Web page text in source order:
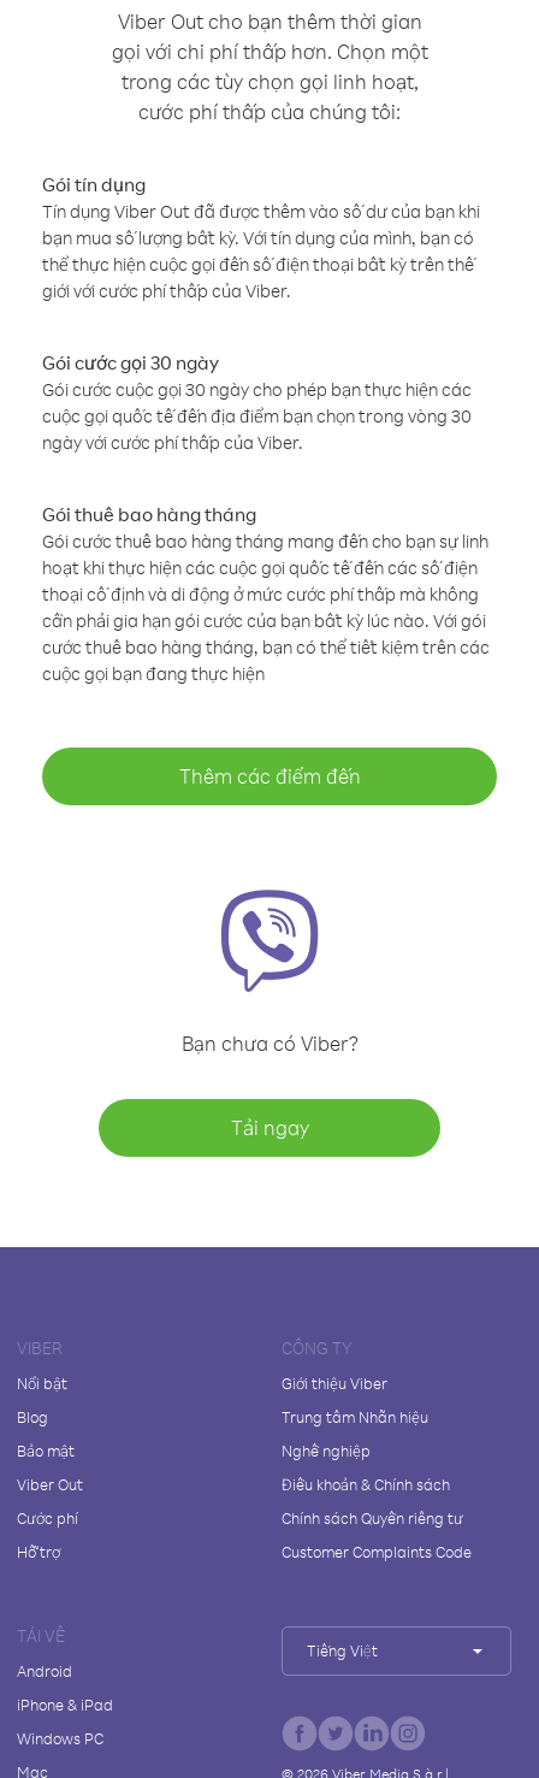
Viber Out cho bạn thêm thời gian
gọi với chi phí thấp hơn. Chọn một
trong các tùy chọn gọi linh hoạt,
cước phí thấp của chúng tôi:
Gói tín dụng
Tín dụng Viber Out đã được thêm vào số dư của bạn khi
bạn mua số lượng bất kỳ. Với tín dụng của mình, bạn có
thể thực hiện cuộc gọi đến số điện thoại bất kỳ trên thế
giới với cước phí thấp của Viber.
Gói cước gọi 30 ngày
Gói cước cuộc gọi 30 ngày cho phép bạn thực hiện các
cuộc gọi quốc tế đến địa điểm bạn chọn trong vòng 30
ngày với cước phí thấp của Viber.
Gói thuê bao hàng tháng
Gói cước thuê bao hàng tháng mang đến cho bạn sự linh
hoạt khi thực hiện các cuộc gọi quốc tế đến các số điện
thoại cố định và di động ở mức cước phí thấp mà không
cần phải gia hạn gói cước của bạn bất kỳ lúc nào. Với gói
cước thuê bao hàng tháng, bạn có thể tiết kiệm trên các
cuộc gọi bạn đang thực hiện
Thêm các điểm đến
Bạn chưa có Viber?
Tải ngay
VIBER
Nổi bật
Blog
Bảo mật
Viber Out
Cước phí
Hỗ trợ
CÔNG TY
Giới thiệu Viber
Trung tâm Nhãn hiệu
Nghề nghiệp
Điều khoản & Chính sách
Chính sách Quyền riêng tư
Customer Complaints Code
TẢI VỀ
Android
iPhone & iPad
Windows PC
Mac
Tiếng Việt
© 2026Viber Media S.à r.l.